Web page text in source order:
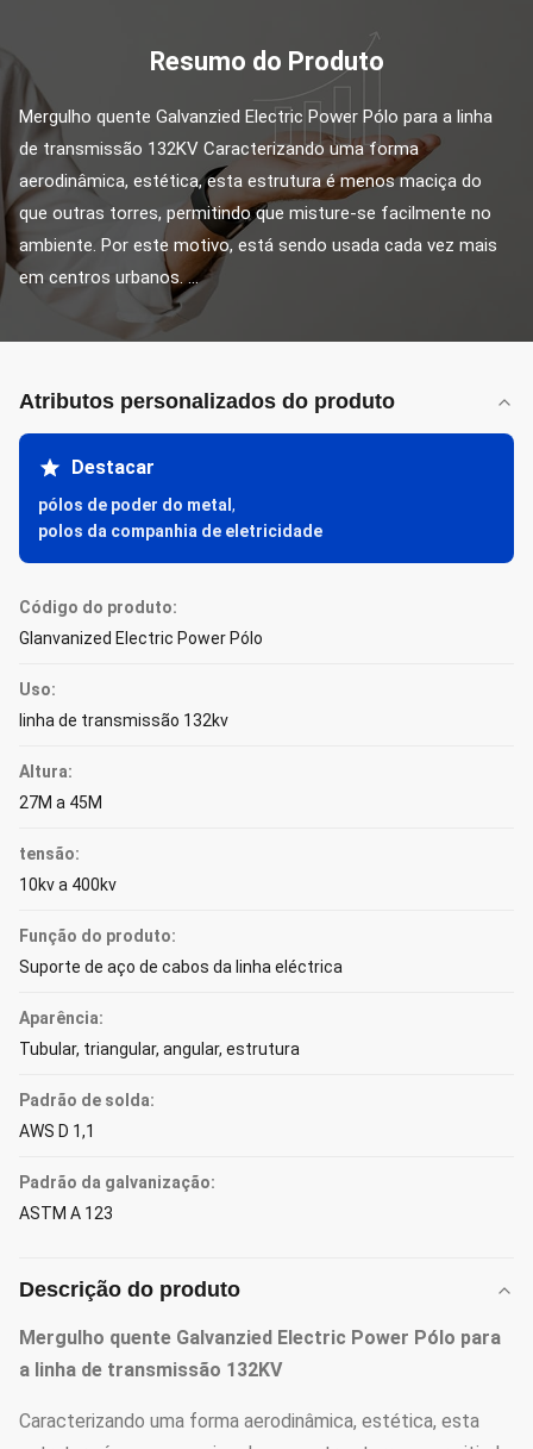
Resumo do Produto
Mergulho quente Galvanzied Electric Power Pólo para a linha
de transmissão 132KV Caracterizando uma forma
aerodinâmica, estética, esta estrutura é menos maciça do
que outras torres, permitindo que misture-se facilmente no
ambiente. Por este motivo, está sendo usada cada vez mais
em centros urbanos. ...
Atributos personalizados do produto
Destacar
pólos de poder do metal ,
polos da companhia de eletricidade
Código do produto:
Glanvanized Electric Power Pólo
Uso:
linha de transmissão 132kv
Altura:
27M a 45M
tensão:
10kv a 400kv
Função do produto:
Suporte de aço de cabos da linha eléctrica
Aparência:
Tubular, triangular, angular, estrutura
Padrão de solda:
AWS D 1,1
Padrão da galvanização:
ASTM A 123
Descrição do produto
Mergulho quente Galvanzied Electric Power Pólo para
a linha de transmissão 132KV
Caracterizando uma forma aerodinâmica, estética, esta